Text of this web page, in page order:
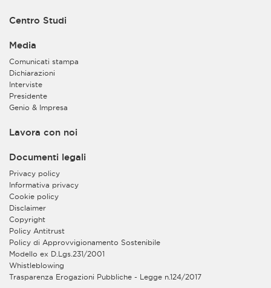
Centro Studi
Media
Comunicati stampa
Dichiarazioni
Interviste
Presidente
Genio & Impresa
Lavora con noi
Documenti legali
Privacy policy
Informativa privacy
Cookie policy
Disclaimer
Copyright
Policy Antitrust
Policy di Approvvigionamento Sostenibile
Modello ex D.Lgs.231/2001
Whistleblowing
Trasparenza Erogazioni Pubbliche - Legge n.124/2017